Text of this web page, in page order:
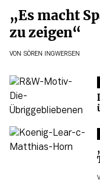
„Es macht
zu zeigen“
VON SÖREN INGWERSEN